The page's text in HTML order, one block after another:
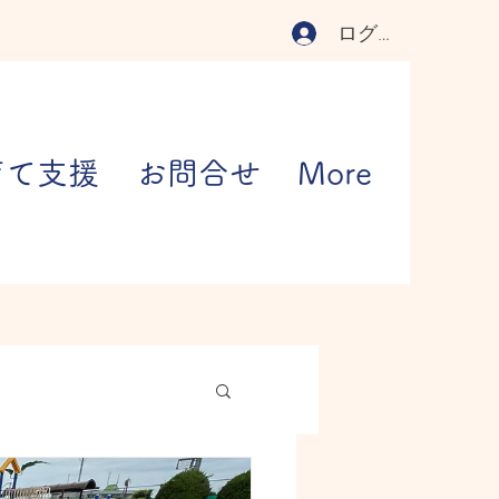
ログイン
支援 お問合せ More